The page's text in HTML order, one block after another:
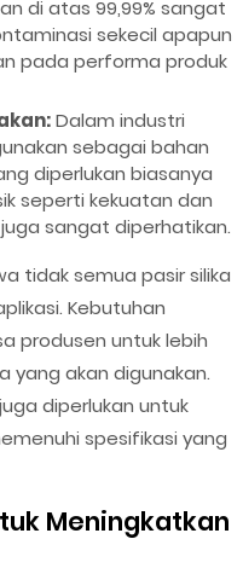
di atas 99,99% sangat
sekecil apapun
pada performa produk
Dalam industri
sebagai bahan
diperlukan biasanya
seperti kekuatan dan
sangat diperhatikan.
tidak semua pasir silika
Kebutuhan
produsen untuk lebih
yang akan digunakan.
diperlukan untuk
spesifikasi yang
Meningkatkan